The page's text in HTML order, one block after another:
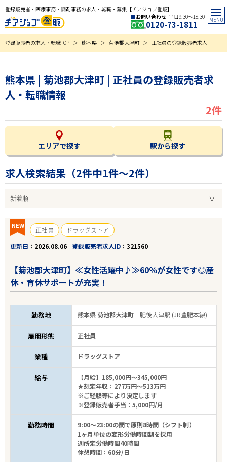
登録販売者・医療事務・調剤事務の求人・転職・募集【チアジョブ登販】
お問い合わせ 平日9:30〜18:30
0120-73-1811
登録販売者の求人・転職TOP 熊本県 菊池郡大津町 正社員の登録販売者求人
熊本県 | 菊池郡大津町 | 正社員の登録販売者求
人・転職情報
2件
エリアで探す 駅から探す
求人検索結果（2件中1件～2件）
NEW 正社員
ドラッグストア
更新日
2026.08.06 登録販売者求人ID 321560
【菊池郡大津町】≪女性活躍中♪≫60％が女性です◎産
休・育休サポートが充実！
勤務地 熊本県 菊池郡大津町肥後大津駅 (JR豊肥本線)
雇用形態 正社員
業種 ドラッグストア
給与
【月給】185,000円～345,000円
★想定年収：277万円～513万円
※ご経験等により決定します
※登録販売者手当：5,000円/月
勤務時間
9:00～23:00の間で原則8時間（シフト制）
1ヶ月単位の変形労働時間制を採用
週所定労働時間40時間
休憩時間：60分/日